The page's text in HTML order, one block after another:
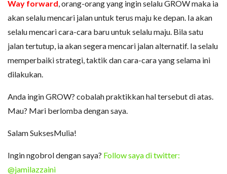
Way forward , orang-orang yang ingin selalu GROW maka ia
akan selalu mencari jalan untuk terus maju ke depan. Ia akan
selalu mencari cara-cara baru untuk selalu maju. Bila satu
jalan tertutup, ia akan segera mencari jalan alternatif. Ia selalu
memperbaiki strategi, taktik dan cara-cara yang selama ini
dilakukan.
Anda ingin GROW? cobalah praktikkan hal tersebut di atas.
Mau? Mari berlomba dengan saya.
Salam SuksesMulia!
Ingin ngobrol dengan saya? Follow saya di twitter:
@jamilazzaini